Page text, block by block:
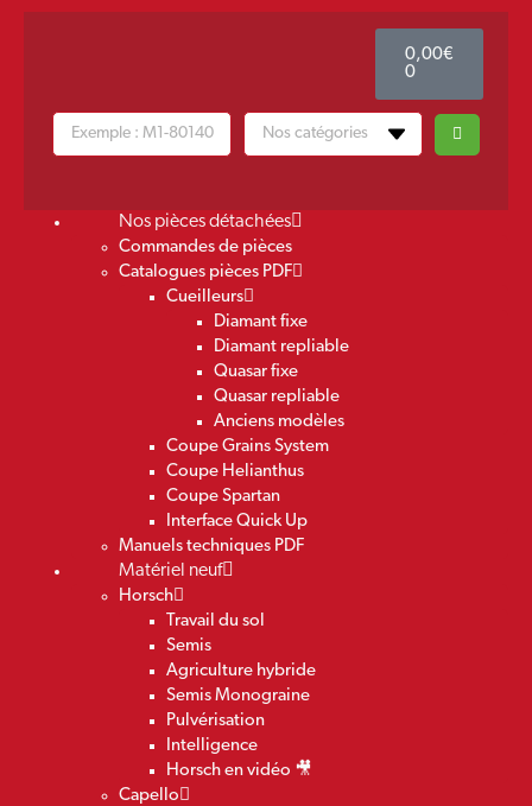
0,00€
0
Nos pièces détachées
Commandes de pièces
Catalogues pièces PDF
Cueilleurs
Diamant fixe
Diamant repliable
Quasar fixe
Quasar repliable
Anciens modèles
Coupe Grains System
Coupe Helianthus
Coupe Spartan
Interface Quick Up
Manuels techniques PDF
Matériel neuf
Horsch
Travail du sol
Semis
Agriculture hybride
Semis Monograine
Pulvérisation
Intelligence
Horsch en vidéo 🎥
Capello